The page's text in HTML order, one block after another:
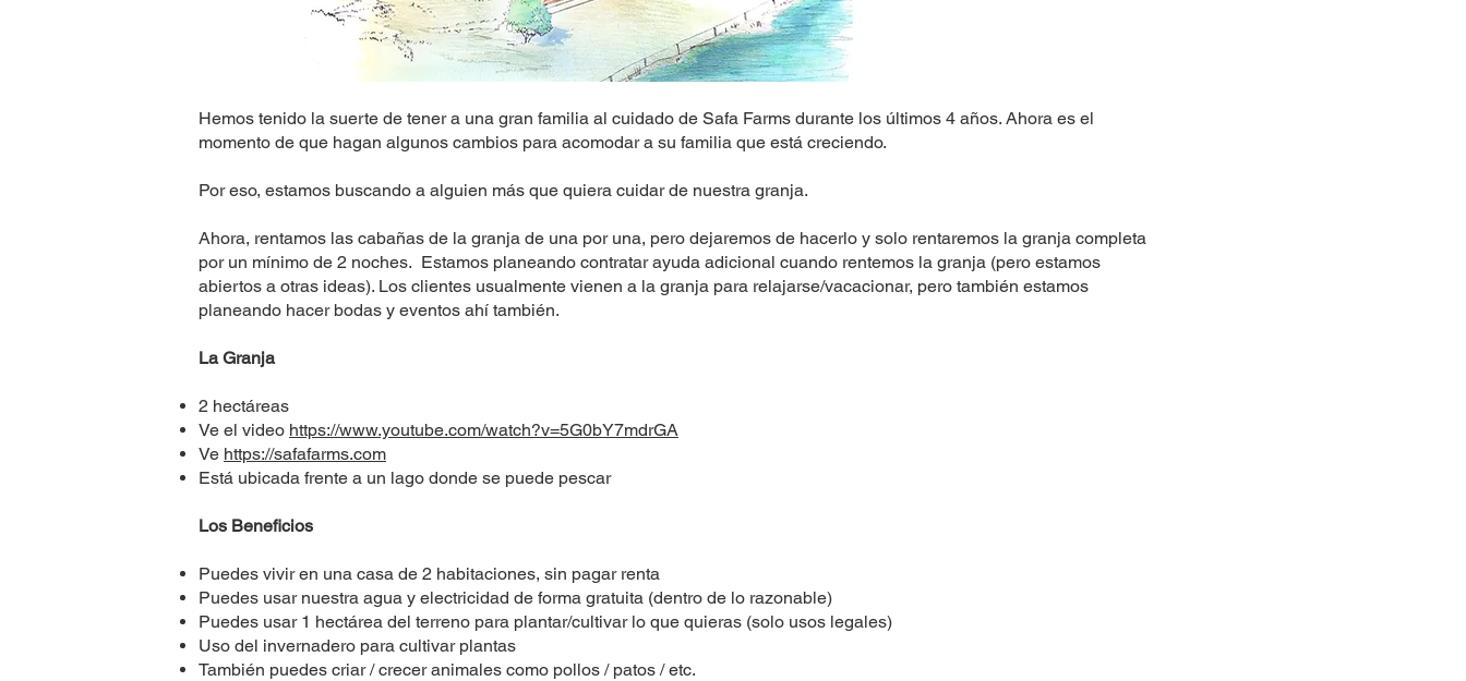
Hemos tenido la suerte de tener a una gran familia al cuidado de Safa Farms durante los últimos 4 años. Ahora es el
momento de que hagan algunos cambios para acomodar a su familia que está creciendo.
Por eso, estamos buscando a alguien más que quiera cuidar de nuestra granja.
Ahora, rentamos las cabañas de la granja de una por una, pero dejaremos de hacerlo y solo rentaremos la granja completa
por un mínimo de 2 noches. Estamos planeando contratar ayuda adicional cuando rentemos la granja (pero estamos
abiertos a otras ideas). Los clientes usualmente vienen a la granja para relajarse/vacacionar, pero también estamos
planeando hacer bodas y eventos ahí también.
La Granja
2 hectáreas
Ve el video https://www.youtube.com/watch?v=5G0bY7mdrGA
Ve https://safafarms.com
Está ubicada frente a un lago donde se puede pescar
Los Beneficios
Puedes vivir en una casa de 2 habitaciones, sin pagar renta
Puedes usar nuestra agua y electricidad de forma gratuita (dentro de lo razonable)
Puedes usar 1 hectárea del terreno para plantar/cultivar lo que quieras (solo usos legales)
Uso del invernadero para cultivar plantas
También puedes criar / crecer animales como pollos / patos / etc.